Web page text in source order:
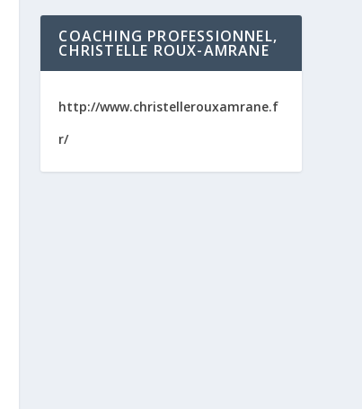
COACHING PROFESSIONNEL,
CHRISTELLE ROUX-AMRANE
http://www.christellerouxamrane.f
r/